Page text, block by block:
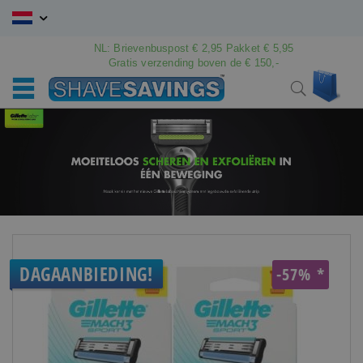
Ga
NL: Brievenbuspost € 2,95 Pakket € 5,95
Gratis verzending boven de € 150,-
Search
DAGAANBIEDING! -57% *